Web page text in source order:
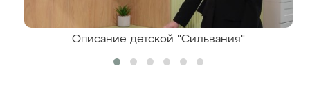
Описание детской "Сильвания"